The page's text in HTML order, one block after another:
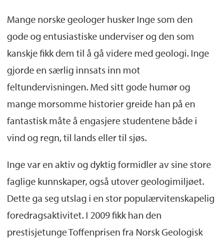
Mange norske geologer husker Inge som den
gode og entusiastiske underviser og den som
kanskje fikk dem til å gå videre med geologi. Inge
gjorde en særlig innsats inn mot
feltundervisningen. Med sitt gode humør og
mange morsomme historier greide han på en
fantastisk måte å engasjere studentene både i
vind og regn, til lands eller til sjøs.
Inge var en aktiv og dyktig formidler av sine store
faglige kunnskaper, også utover geologimiljøet.
Dette ga seg utslag i en stor populærvitenskapelig
foredragsaktivitet. I 2009 fikk han den
prestisjetunge Toffenprisen fra Norsk Geologisk